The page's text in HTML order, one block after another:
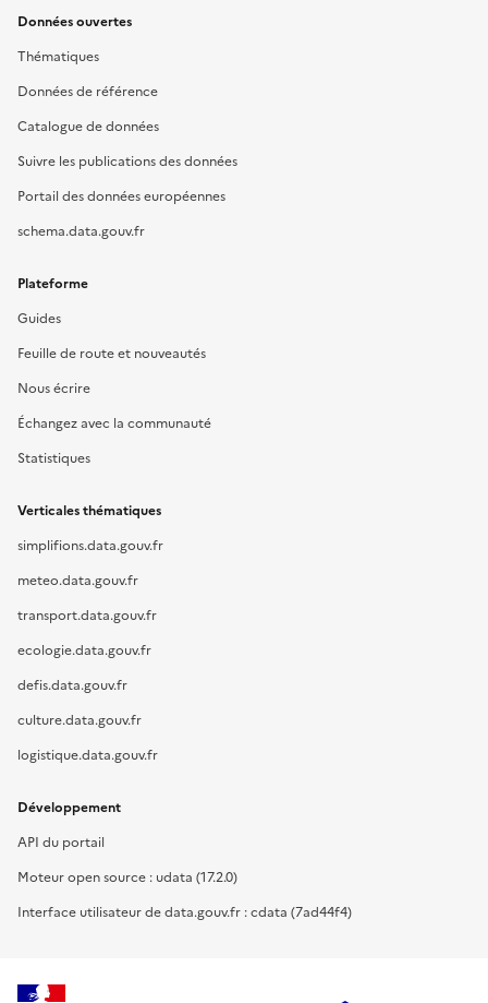
Données ouvertes
Thématiques
Données de référence
Catalogue de données
Suivre les publications des données
Portail des données européennes
schema.data.gouv.fr
Plateforme
Guides
Feuille de route et nouveautés
Nous écrire
Échangez avec la communauté
Statistiques
Verticales thématiques
simplifions.data.gouv.fr
meteo.data.gouv.fr
transport.data.gouv.fr
ecologie.data.gouv.fr
defis.data.gouv.fr
culture.data.gouv.fr
logistique.data.gouv.fr
Développement
API du portail
Moteur open source : udata (17.2.0)
Interface utilisateur de data.gouv.fr : cdata (7ad44f4)